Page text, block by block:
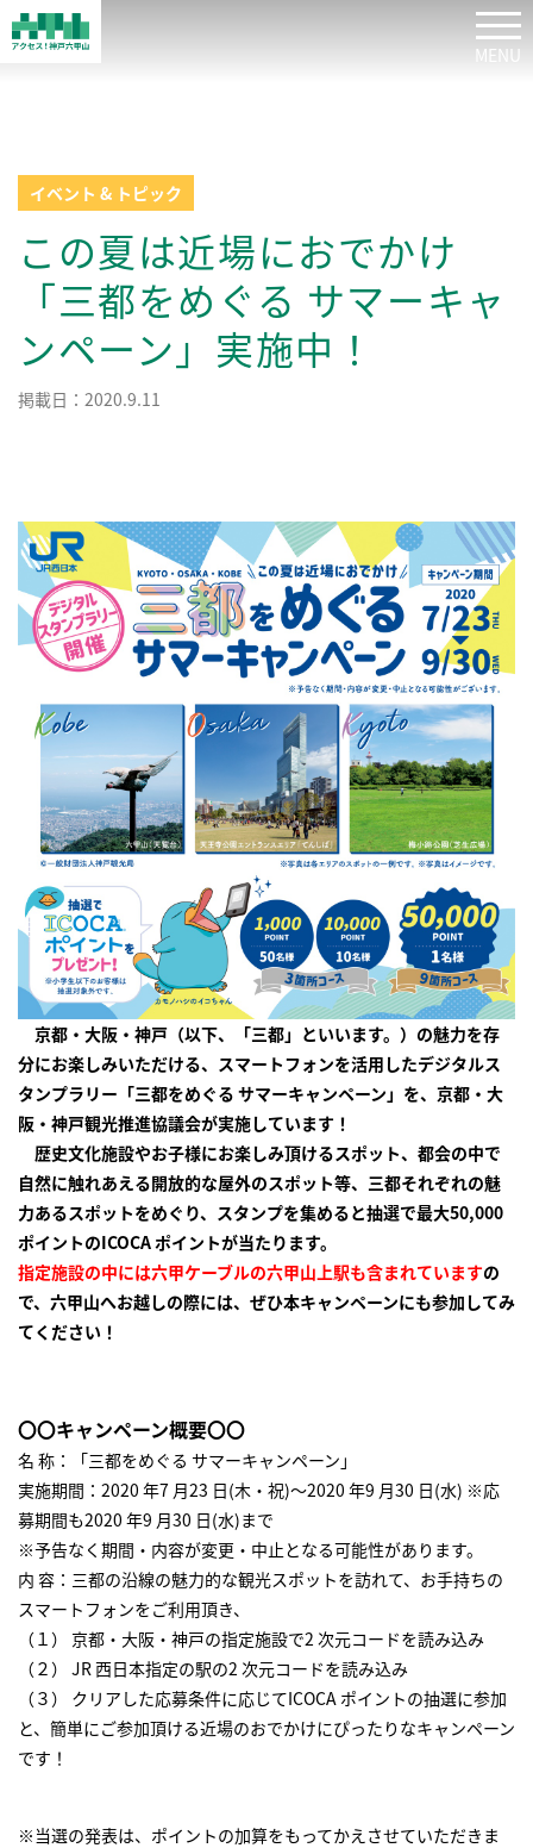
イベント & トピック
この夏は近場におでかけ
「三都をめぐる サマーキャ
ンペーン」実施中！
掲載日：2020.9.11
京都・大阪・神戸（以下、「三都」といいます。）の魅力を存
分にお楽しみいただける、スマートフォンを活用したデジタルス
タンプラリー「三都をめぐる サマーキャンペーン」を、京都・大
阪・神戸観光推進協議会が実施しています！
歴史文化施設やお子様にお楽しみ頂けるスポット、都会の中で
自然に触れあえる開放的な屋外のスポット等、三都それぞれの魅
力あるスポットをめぐり、スタンプを集めると抽選で最大50,000
ポイントのICOCA ポイントが当たります。
指定施設の中には六甲ケーブルの六甲山上駅も含まれていますの
で、六甲山へお越しの際には、ぜひ本キャンペーンにも参加してみ
てください！
〇〇キャンペーン概要〇〇
名 称：「三都をめぐる サマーキャンペーン」
実施期間：2020 年7 月23 日(木・祝)～2020 年9 月30 日(水) ※応
募期間も2020 年9 月30 日(水)まで
※予告なく期間・内容が変更・中止となる可能性があります。
内 容：三都の沿線の魅力的な観光スポットを訪れて、お手持ちの
スマートフォンをご利用頂き、
（１） 京都・大阪・神戸の指定施設で2 次元コードを読み込み
（２） JR 西日本指定の駅の2 次元コードを読み込み
（３） クリアした応募条件に応じてICOCA ポイントの抽選に参加
と、簡単にご参加頂ける近場のおでかけにぴったりなキャンペーン
です！
※当選の発表は、ポイントの加算をもってかえさせていただきま